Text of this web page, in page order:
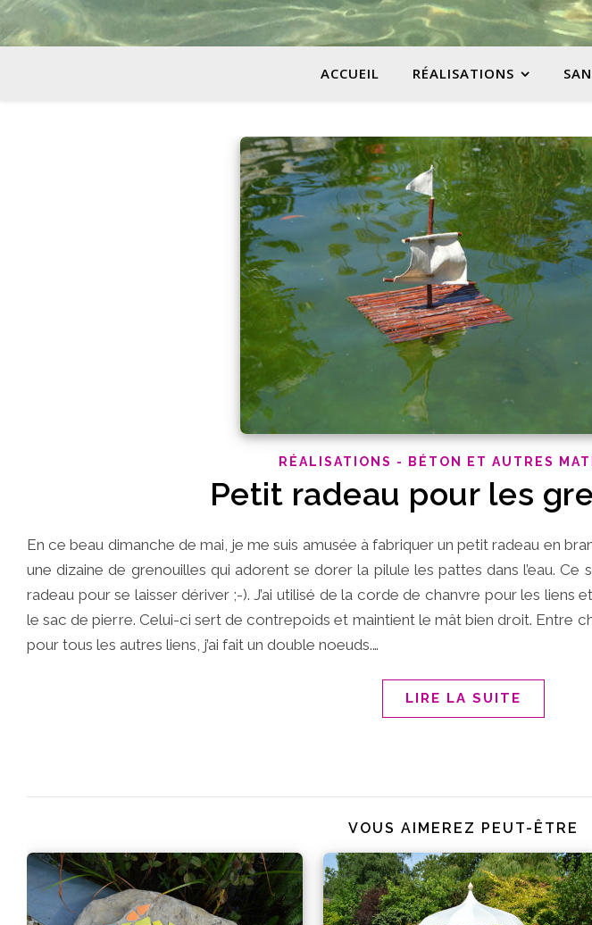
ACCUEIL RÉALISATIONS
RÉALISATIONS - BÉTON ET AUTRES
Petit radeau pour les
En ce beau dimanche de mai, je me suis amusée à fabriquer un petit radeau en
une dizaine de grenouilles qui adorent se dorer la pilule les pattes dans l’eau. Ce
radeau pour se laisser dériver ;-). J’ai utilisé de la corde de chanvre pour les liens
le sac de pierre. Celui-ci sert de contrepoids et maintient le mât bien droit. Entre
pour tous les autres liens, j’ai fait un double noeuds.…
LIRE LA SUITE
VOUS AIMEREZ PEUT-ÊTRE